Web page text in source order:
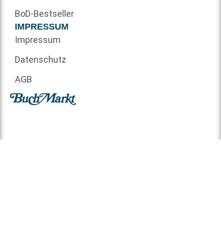
BoD-Bestseller
IMPRESSUM
Impressum
Datenschutz
AGB